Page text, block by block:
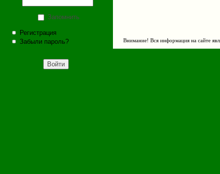
Запомнить
Регистрация
Забыли пароль?
Внимание! Вся информация на сайте